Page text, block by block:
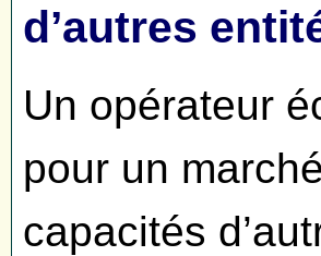
d’autres
Un opérateur
pour un
capacités